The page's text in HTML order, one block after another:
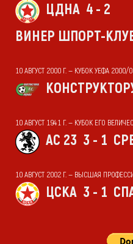
ЦДНА 4 - 2
ВИНЕР ШПОРТ-
10 АВГУСТ 2000 Г. — КУБОК УЕФА 2000/
10 АВГУСТ 1941 Г. — КУБОК ЕГО
АС 23 3 - 1
10 АВГУСТ 2002 Г. — ВЫСШАЯ
ЦСКА 3 - 1